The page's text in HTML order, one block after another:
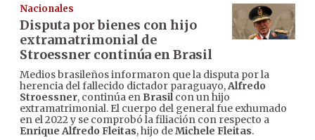
Nacionales
Disputa por bienes con hijo
extramatrimonial de
Stroessner continúa en Brasil
Medios brasileños informaron que la disputa por la
herencia del fallecido dictador paraguayo,Alfredo
Stroessner, continúa en Brasilcon un hijo
extramatrimonial. El cuerpo del general fue exhumado
en el 2022 y se comprobó la filiación con respecto a
Enrique Alfredo Fleitas, hijo deMichele Fleitas.